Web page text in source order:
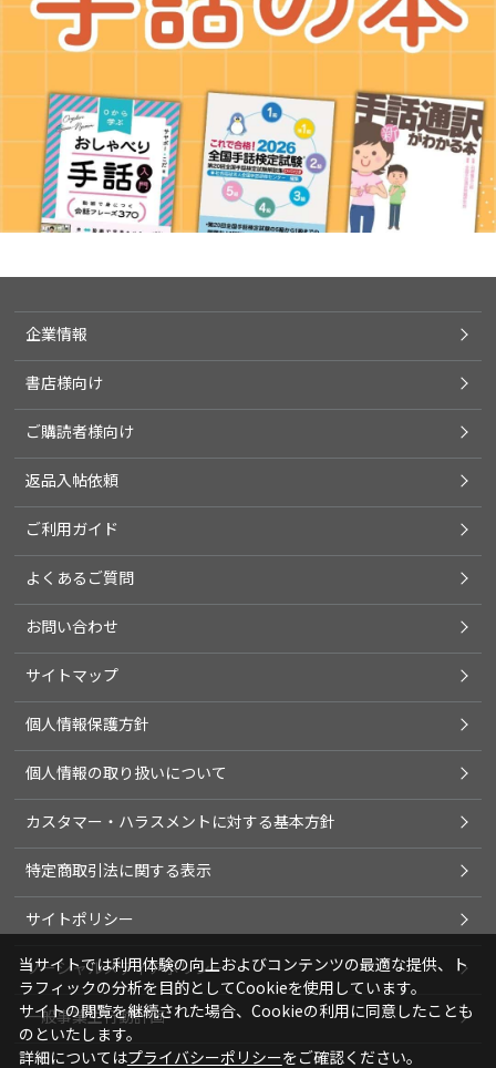
企業情報
書店様向け
ご購読者様向け
返品入帖依頼
ご利用ガイド
よくあるご質問
お問い合わせ
サイトマップ
個人情報保護方針
個人情報の取り扱いについて
カスタマー・ハラスメントに対する基本方針
特定商取引法に関する表示
サイトポリシー
ソーシャルメディアポリシー
一般事業主行動計画
当サイトでは利用体験の向上およびコンテンツの最適な提供、ト
ラフィックの分析を目的としてCookieを使用しています。
サイトの閲覧を継続された場合、Cookieの利用に同意したことも
のといたします。
詳細についてはプライバシーポリシーをご確認ください。